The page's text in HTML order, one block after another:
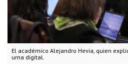
El académico Alejandro Hevia, quien
urna digital.